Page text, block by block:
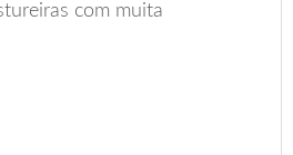
com muita